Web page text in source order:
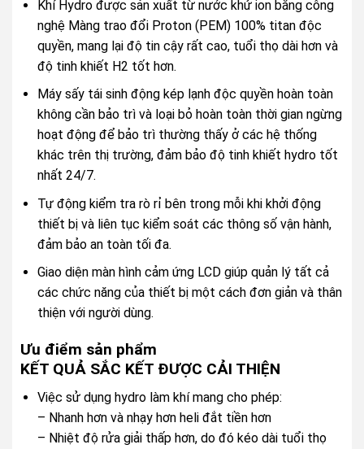
Khí Hydro được sản xuất từ ​​nước khử ion bằng công
nghệ Màng trao đổi Proton (PEM) 100% titan độc
quyền, mang lại độ tin cậy rất cao, tuổi thọ dài hơn và
độ tinh khiết H2 tốt hơn.
Máy sấy tái sinh động kép lạnh độc quyền hoàn toàn
không cần bảo trì và loại bỏ hoàn toàn thời gian ngừng
hoạt động để bảo trì thường thấy ở các hệ thống
khác trên thị trường, đảm bảo độ tinh khiết hydro tốt
nhất 24/7.
Tự động kiểm tra rò rỉ bên trong mỗi khi khởi động
thiết bị và liên tục kiểm soát các thông số vận hành,
đảm bảo an toàn tối đa.
Giao diện màn hình cảm ứng LCD giúp quản lý tất cả
các chức năng của thiết bị một cách đơn giản và thân
thiện với người dùng.
Ưu điểm sản phẩm
KẾT QUẢ SẮC KẾT ĐƯỢC CẢI THIỆN
Việc sử dụng hydro làm khí mang cho phép:
– Nhanh hơn và nhạy hơn heli đắt tiền hơn
– Nhiệt độ rửa giải thấp hơn, do đó kéo dài tuổi thọ